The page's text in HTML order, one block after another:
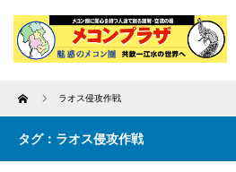
Home ラオス侵攻作戦
タグ：ラオス侵攻作戦